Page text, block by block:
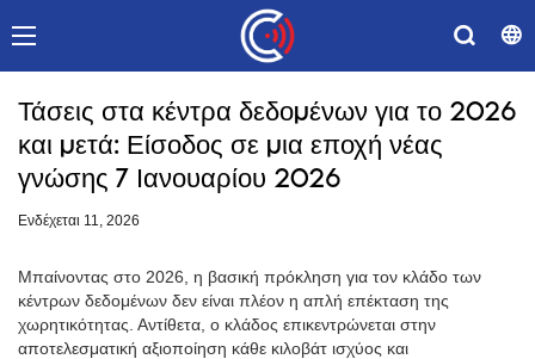
Τάσεις στα κέντρα δεδομένων για το 2026
και μετά: Είσοδος σε μια εποχή νέας
γνώσης 7 Ιανουαρίου 2026
Ενδέχεται 11, 2026
Μπαίνοντας στο 2026, η βασική πρόκληση για τον κλάδο των
κέντρων δεδομένων δεν είναι πλέον η απλή επέκταση της
χωρητικότητας. Αντίθετα, ο κλάδος επικεντρώνεται στην
αποτελεσματική αξιοποίηση κάθε κιλοβάτ ισχύος και